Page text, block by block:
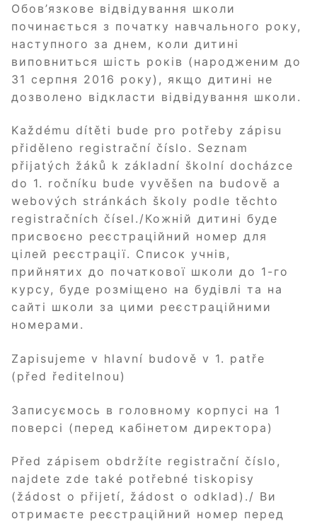
Обов’язкове відвідування школи
починається з початку навчального року,
наступного за днем, коли дитині
виповниться шість років (народженим до
31 серпня 2016 року), якщо дитині не
дозволено відкласти відвідування школи.
Každému dítěti bude pro potřeby zápisu
přiděleno registrační číslo. Seznam
přijatých žáků k základní školní docházce
do 1. ročníku bude vyvěšen na budově a
webových stránkách školy podle těchto
registračních čísel./Кожній дитині буде
присвоєно реєстраційний номер для
цілей реєстрації. Список учнів,
прийнятих до початкової школи до 1-го
курсу, буде розміщено на будівлі та на
сайті школи за цими реєстраційними
номерами.
Zapisujeme v hlavní budově v 1. patře
(před ředitelnou)
Записуємось в головному корпусі на 1
поверсі (перед кабінетом директора)
Před zápisem obdržíte registrační číslo,
najdete zde také potřebné tiskopisy
(žádost o přijetí, žádost o odklad)./ Ви
отримаєте реєстраційний номер перед